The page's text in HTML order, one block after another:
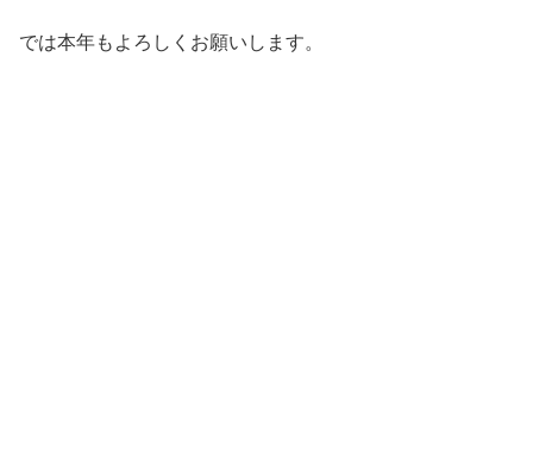
では本年もよろしくお願いします。